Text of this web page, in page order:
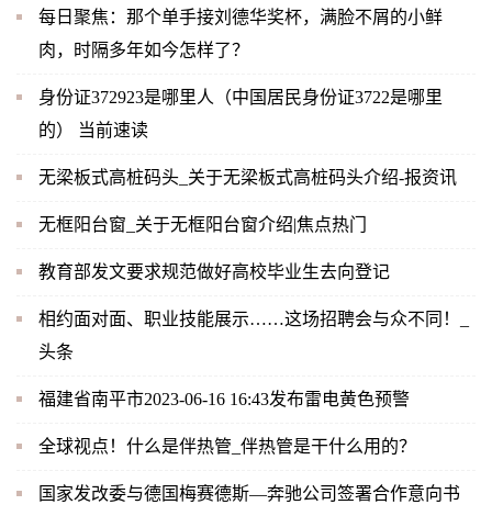
每日聚焦：那个单手接刘德华奖杯，满脸不屑的小鲜
肉，时隔多年如今怎样了？
身份证372923是哪里人（中国居民身份证3722是哪里
的） 当前速读
无梁板式高桩码头_关于无梁板式高桩码头介绍-报资讯
无框阳台窗_关于无框阳台窗介绍|焦点热门
教育部发文要求规范做好高校毕业生去向登记
相约面对面、职业技能展示……这场招聘会与众不同！_
头条
福建省南平市2023-06-16 16:43发布雷电黄色预警
全球视点！什么是伴热管_伴热管是干什么用的？
国家发改委与德国梅赛德斯—奔驰公司签署合作意向书